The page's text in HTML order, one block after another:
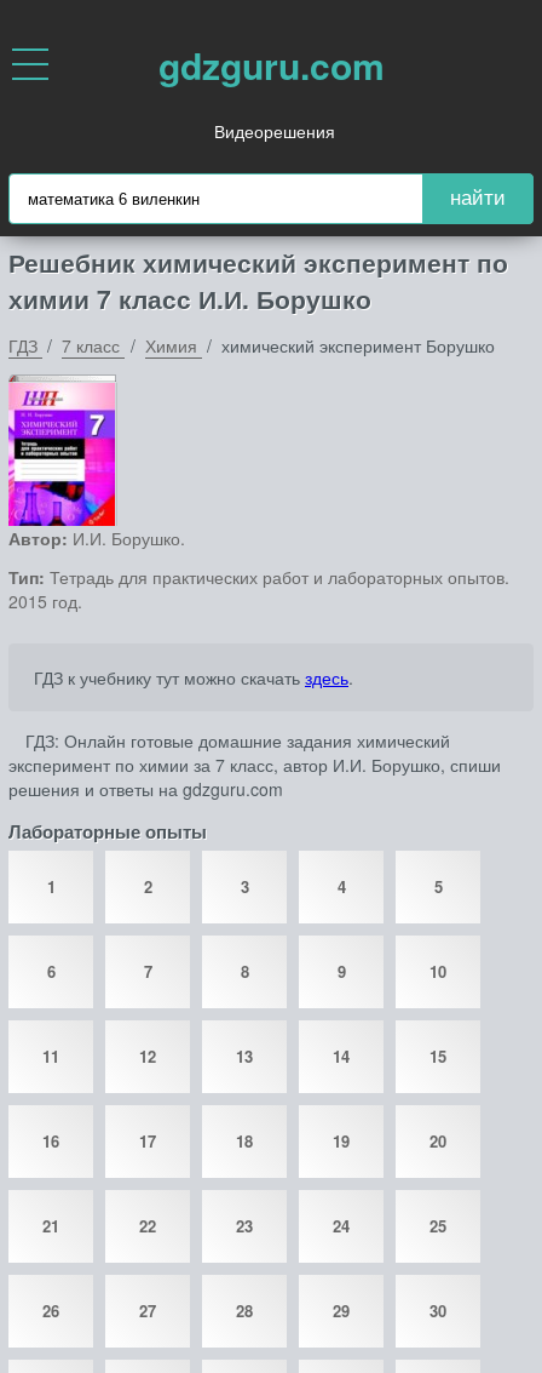
gdzguru.com
Видеорешения
найти
Решебник химический эксперимент по
химии 7 класс И.И. Борушко
ГДЗ 7 класс Химия химический эксперимент Борушко
Автор: И.И. Борушко.
Тип: Тетрадь для практических работ и лабораторных опытов.
2015 год.
ГДЗ к учебнику тут можно скачать здесь.
ГДЗ: Онлайн готовые домашние задания химический
эксперимент по химии за 7 класс, автор И.И. Борушко, спиши
решения и ответы на gdzguru.com
Лабораторные опыты
1 2 3 4 5
6 7 8 9 10
11 12 13 14 15
16 17 18 19 20
21 22 23 24 25
26 27 28 29 30